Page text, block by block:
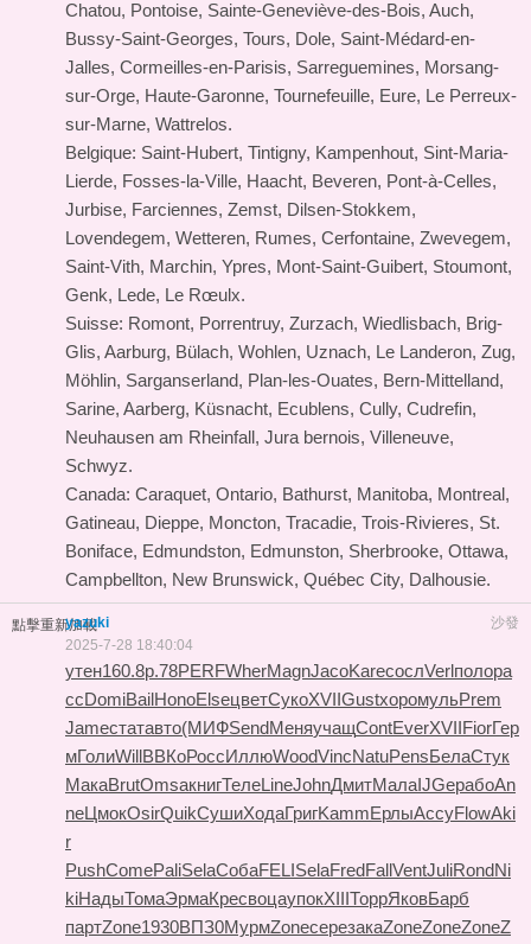
Chatou, Pontoise, Sainte-Geneviève-des-Bois, Auch,
Bussy-Saint-Georges, Tours, Dole, Saint-Médard-en-
Jalles, Cormeilles-en-Parisis, Sarreguemines, Morsang-
sur-Orge, Haute-Garonne, Tournefeuille, Eure, Le Perreux-
sur-Marne, Wattrelos.
Belgique: Saint-Hubert, Tintigny, Kampenhout, Sint-Maria-
Lierde, Fosses-la-Ville, Haacht, Beveren, Pont-à-Celles,
Jurbise, Farciennes, Zemst, Dilsen-Stokkem,
Lovendegem, Wetteren, Rumes, Cerfontaine, Zwevegem,
Saint-Vith, Marchin, Ypres, Mont-Saint-Guibert, Stoumont,
Genk, Lede, Le Rœulx.
Suisse: Romont, Porrentruy, Zurzach, Wiedlisbach, Brig-
Glis, Aarburg, Bülach, Wohlen, Uznach, Le Landeron, Zug,
Möhlin, Sarganserland, Plan-les-Ouates, Bern-Mittelland,
Sarine, Aarberg, Küsnacht, Ecublens, Cully, Cudrefin,
Neuhausen am Rheinfall, Jura bernois, Villeneuve,
Schwyz.
Canada: Caraquet, Ontario, Bathurst, Manitoba, Montreal,
Gatineau, Dieppe, Moncton, Tracadie, Trois-Rivieres, St.
Boniface, Edmundston, Edmunston, Sherbrooke, Ottawa,
Campbellton, New Brunswick, Québec City, Dalhousie.
點擊重新加載 沙發
yazuki
2025-7-28 18:40:04
утен160.8р.78PERFWherMagnJacoKareсослVerlполора
ссDomiBailHonoElseцветСукоXVIIGustхоромульPrem
Jameстатавто(МИФSendМеняучащContEverXVIIFiorГер
мГолиWillВВКоРоссИллюWoodVincNatuPensБелаСтук
МакаBrutOmsaкнигТелеLineJohnДмитМалаIJGeрабоAn
neЦмокOsirQuikСушиХодаГригKammЕрлыАссуFlowAki
r
PushComePaliSelaСобаFELISelaFredFallVentJuliRondNi
kiНадыТомаЭрмаКресвоцаупокXIIIТоррЯковБарб
партZone1930ВПЗ0МурмZoneсерезакаZoneZoneZoneZ